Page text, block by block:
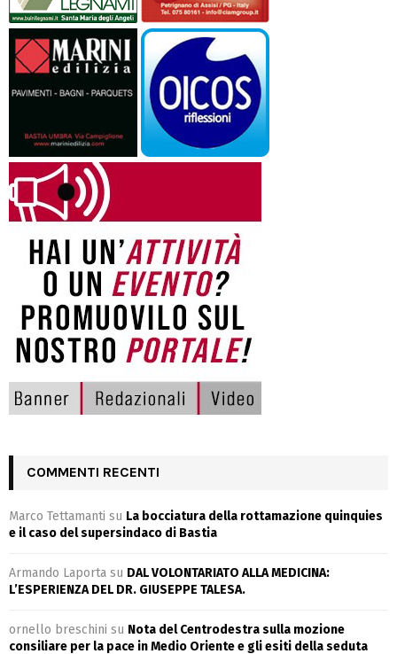
COMMENTI RECENTI
Marco Tettamanti su La bocciatura della rottamazione quinquies
e il caso del supersindaco di Bastia
Armando Laporta su DAL VOLONTARIATO ALLA MEDICINA:
L’ESPERIENZA DEL DR. GIUSEPPE TALESA.
ornello breschini su Nota del Centrodestra sulla mozione
consiliare per la pace in Medio Oriente e gli esiti della seduta